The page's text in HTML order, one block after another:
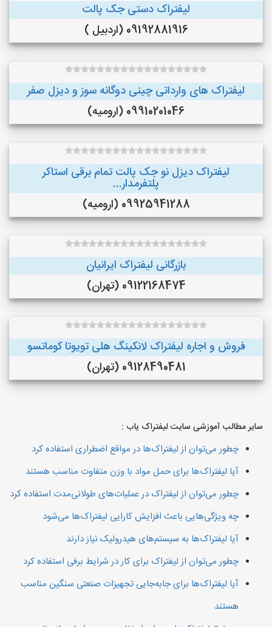
لیفتراک دستی جک پالت
09192881916 (اردبیل )
لیفتراک های وارداتی چینی دوگانه سوز و دیزل صفر
09910201046 (ارومیه)
لیفتراک دیزل نو جک پالت تمام برقی استاکر
پلتفرمدار...
09925941288 (ارومیه)
بازرگانی لیفتراک ایرانیان
09122168474 (تهران)
فروش و اجاره لیفتراک لانکینگ هلی تویوتا کوماتسو
09128490481 (تهران)
سایر مطالب آموزشی سایت لیفتراک یاب :
چطور می‌توان از لیفتراک‌ها در مواقع اضطراری استفاده کرد
آیا لیفتراک‌ها برای حمل مواد با وزن متفاوت مناسب هستند
چطور می‌توان از لیفتراک در عملیات‌های طولانی‌مدت استفاده کرد
چه ویژگی‌هایی باعث افزایش کارایی لیفتراک‌ها می‌شود
آیا لیفتراک‌ها به سیستم‌های هیدرولیک نیاز دارند
چطور می‌توان از لیفتراک برای کار در شرایط برفی استفاده کرد
آیا لیفتراک‌ها برای جابه‌جایی تجهیزات صنعتی سنگین مناسب
هستند